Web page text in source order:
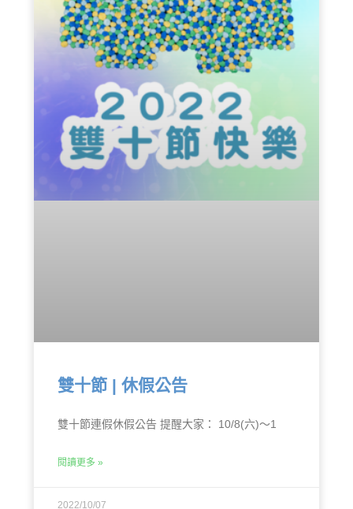
雙十節 | 休假公告
雙十節連假休假公告 提醒大家： 10/8(六)～1
閱讀更多 »
2022/10/07